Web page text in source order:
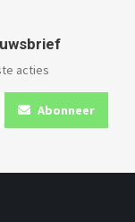
acties
Abonneer